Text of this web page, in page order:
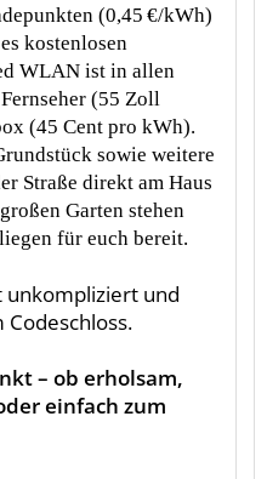
(0,45 €/kWh)
kostenlosen
WLAN ist in allen
(55 Zoll
(45 Cent pro kWh).
sowie weitere
Straße direkt am Haus
Garten stehen
für euch bereit.
unkompliziert und
– ob erholsam,
einfach zum